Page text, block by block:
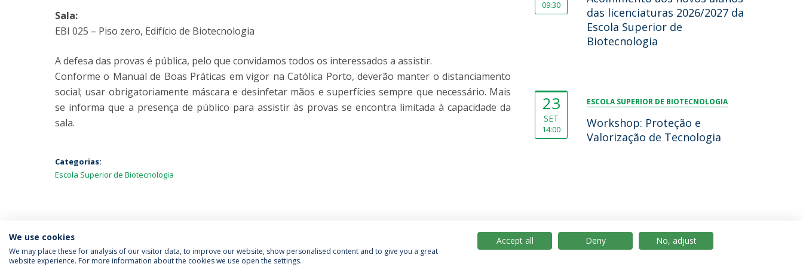
Sala:
EBI 025 – Piso zero, Edifício de Biotecnologia
A defesa das provas é pública, pelo que convidamos todos os interessados a assistir.
Conforme o Manual de Boas Práticas em vigor na Católica Porto, deverão manter o distanciamento
social; usar obrigatoriamente máscara e desinfetar mãos e superfícies sempre que necessário. Mais
se informa que a presença de público para assistir às provas se encontra limitada à capacidade da
sala.
Categorias:
Escola Superior de Biotecnologia
09:30
das licenciaturas 2026/2027 da
Escola Superior de
Biotecnologia
23
SET
14:00
ESCOLA SUPERIOR DE BIOTECNOLOGIA
Workshop: Proteção e
Valorização de Tecnologia
We use cookies
We may place these for analysis of our visitor data, to improve our website, show personalised content and to give you a great
website experience. For more information about the cookies we use open the settings.
Accept all Deny No, adjust